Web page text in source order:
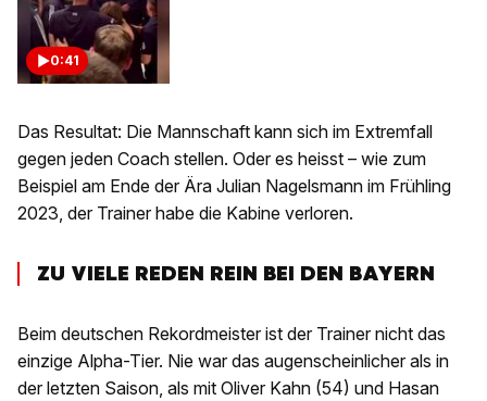
0:41
Das Resultat: Die Mannschaft kann sich im Extremfall
gegen jeden Coach stellen. Oder es heisst – wie zum
Beispiel am Ende der Ära Julian Nagelsmann im Frühling
2023, der Trainer habe die Kabine verloren.
ZU VIELE REDEN REIN BEI DEN BAYERN
Beim deutschen Rekordmeister ist der Trainer nicht das
einzige Alpha-Tier. Nie war das augenscheinlicher als in
der letzten Saison, als mit Oliver Kahn (54) und Hasan